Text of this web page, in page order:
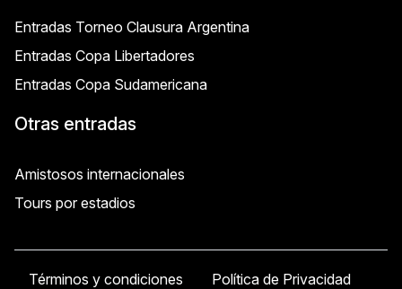
Entradas Torneo Clausura Argentina
Entradas Copa Libertadores
Entradas Copa Sudamericana
Otras entradas
Amistosos internacionales
Tours por estadios
Términos y condiciones Política de Privacidad